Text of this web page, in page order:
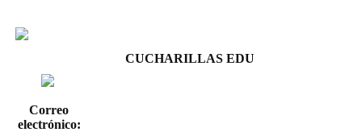
CUCHARILLAS EDU
Correo
electrónico: